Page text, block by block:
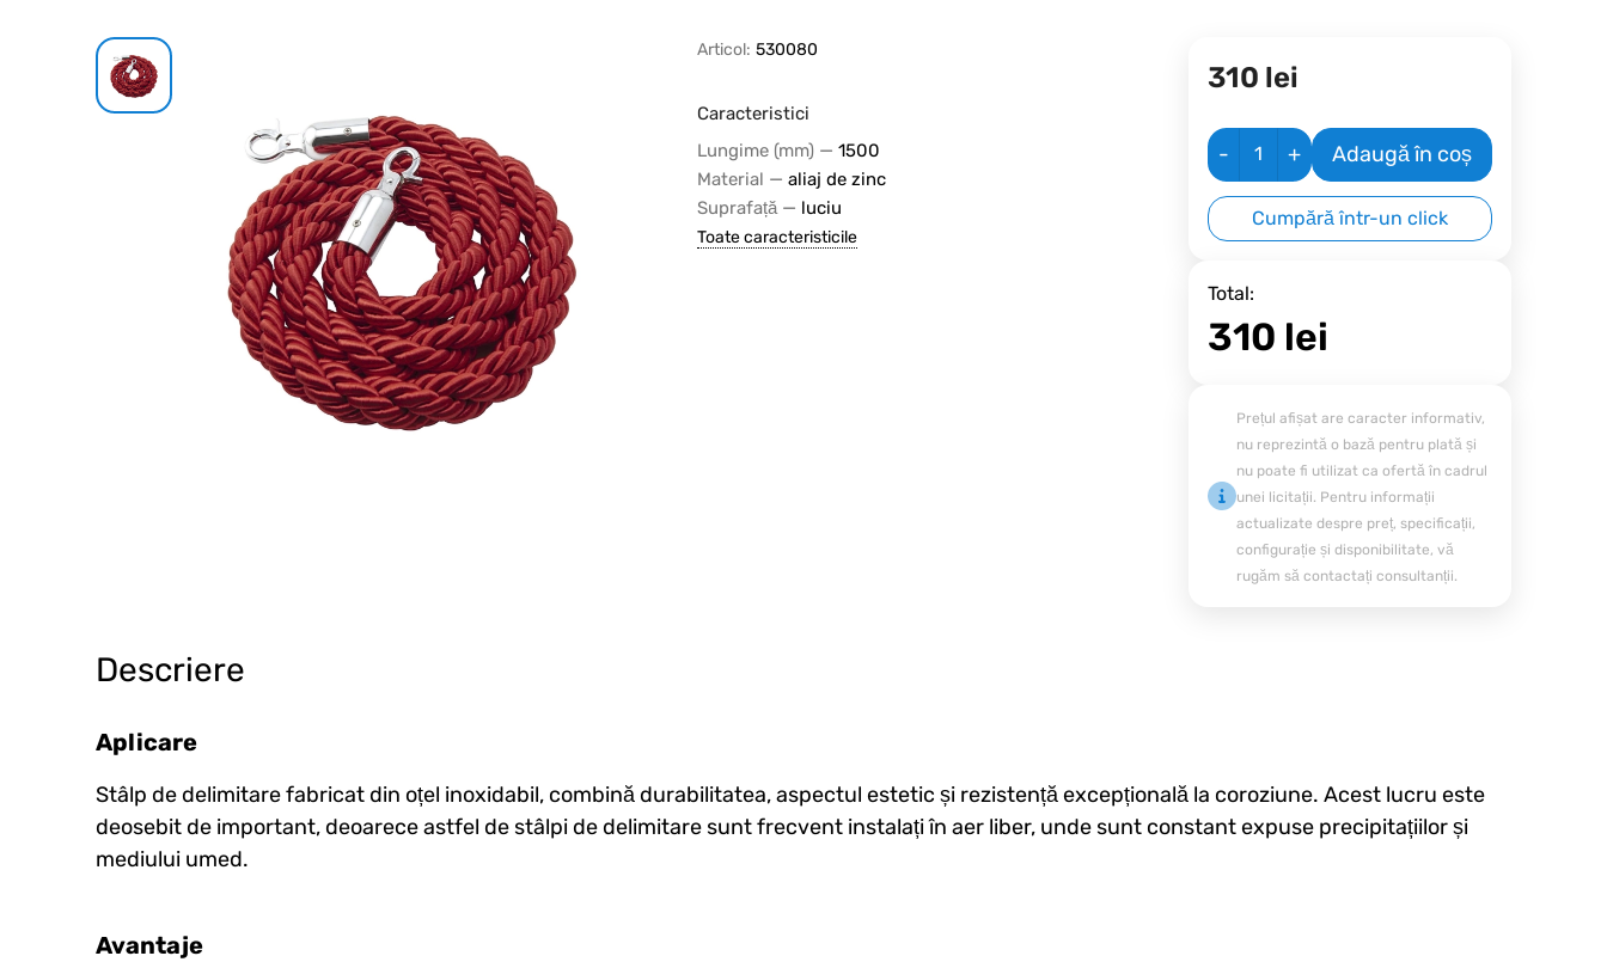
Articol: 530080
Caracteristici
Lungime (mm) — 1500
Material — aliaj de zinc
Suprafață — luciu
Toate caracteristicile
310 lei
- + Adaugă în coș
Cumpără într-un click
Total:
310 lei
Prețul afișat are caracter informativ,
nu reprezintă o bază pentru plată și
nu poate fi utilizat ca ofertă în cadrul
unei licitații. Pentru informații
actualizate despre preț, specificații,
configurație și disponibilitate, vă
rugăm să contactați consultanții.
Descriere
Aplicare
Stâlp de delimitare fabricat din oțel inoxidabil, combină durabilitatea, aspectul estetic și rezistență excepțională la coroziune. Acest lucru este
deosebit de important, deoarece astfel de stâlpi de delimitare sunt frecvent instalați în aer liber, unde sunt constant expuse precipitațiilor și
mediului umed.
Avantaje